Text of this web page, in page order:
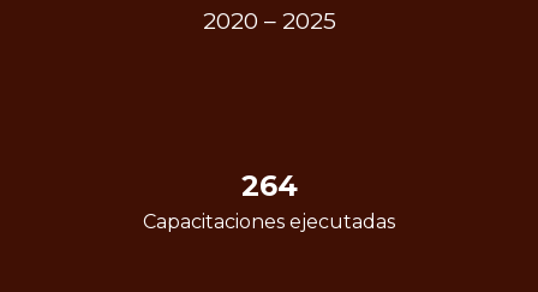
2020 – 2025
264
Capacitaciones ejecutadas